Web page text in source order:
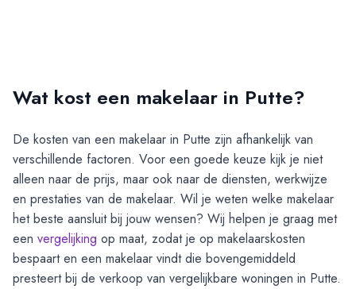
Wat kost een makelaar in Putte?
De kosten van een makelaar in Putte zijn afhankelijk van
verschillende factoren. Voor een goede keuze kijk je niet
alleen naar de prijs, maar ook naar de diensten, werkwijze
en prestaties van de makelaar. Wil je weten welke makelaar
het beste aansluit bij jouw wensen? Wij helpen je graag met
een vergelijking op maat, zodat je op makelaarskosten
bespaart en een makelaar vindt die bovengemiddeld
presteert bij de verkoop van vergelijkbare woningen in Putte.